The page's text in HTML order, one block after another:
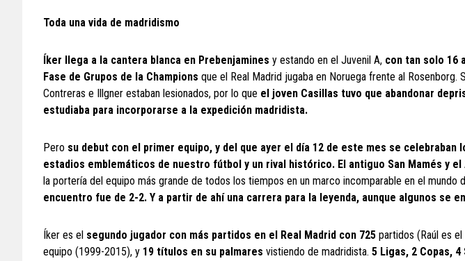
Toda una vida de madridismo
Íker llega a la cantera blanca en Prebenjamines y estando en el Juvenil A, con tan solo 16
Fase de Grupos de la Champions que el Real Madrid jugaba en Noruega frente al Rosenborg.
Contreras e Illgner estaban lesionados, por lo que el joven Casillas tuvo que abandonar
estudiaba para incorporarse a la expedición madridista.
Pero su debut con el primer equipo, y del que ayer el día 12 de este mes se celebraban
estadios emblemáticos de nuestro fútbol y un rival histórico. El antiguo San Mamés y
la portería del equipo más grande de todos los tiempos en un marco incomparable en el mundo
encuentro fue de 2-2. Y a partir de ahí una carrera para la leyenda, aunque algunos se
Íker es el segundo jugador con más partidos en el Real Madrid con 725 partidos (Raúl es
equipo (1999-2015), y 19 títulos en su palmares vistiendo de madridista. 5 Ligas, 2 Copas, 4